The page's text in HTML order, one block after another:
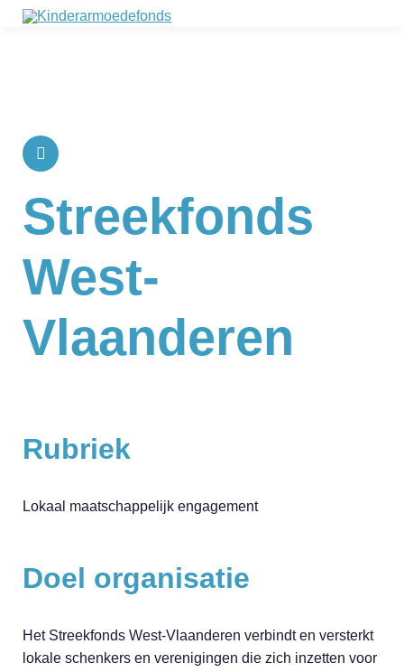
Streekfonds
West-
Vlaanderen
Rubriek
Lokaal maatschappelijk engagement
Doel organisatie
Het Streekfonds West-Vlaanderen verbindt en versterkt
lokale schenkers en verenigingen die zich inzetten voor